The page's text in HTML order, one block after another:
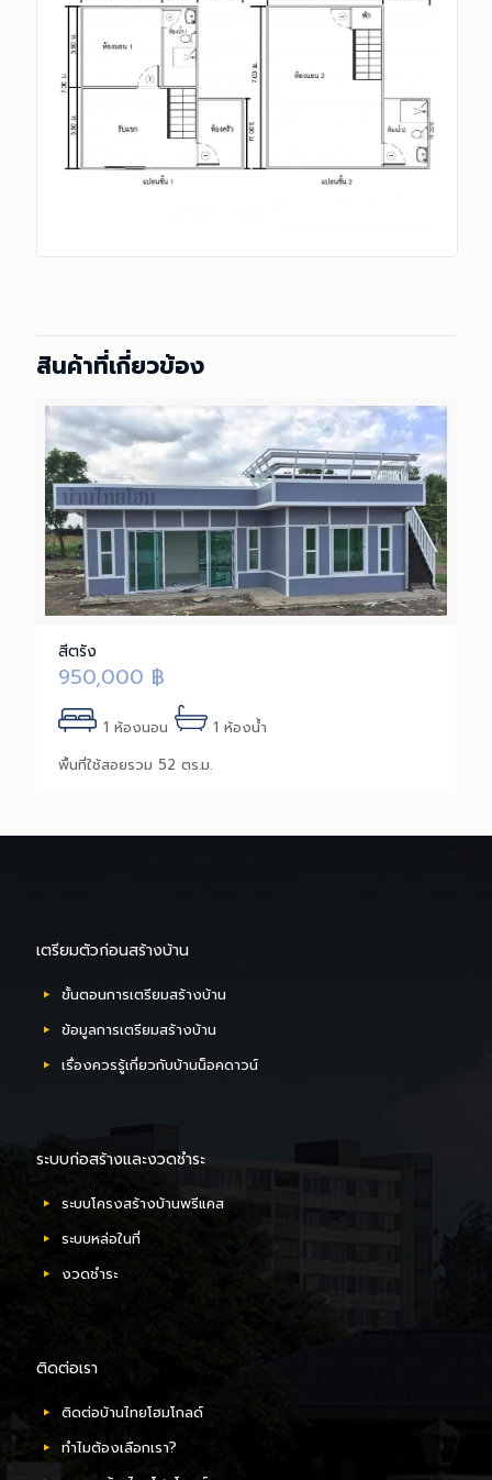
สินค้าที่เกี่ยวข้อง
สีตรัง
950,000 ฿
1 ห้องนอน
1 ห้องน้ำ
พื้นที่ใช้สอยรวม 52 ตร.ม.
เตรียมตัวก่อนสร้างบ้าน
ขั้นตอนการเตรียมสร้างบ้าน
ข้อมูลการเตรียมสร้างบ้าน
เรื่องควรรู้เกี่ยวกับบ้านน็อคดาวน์
ระบบก่อสร้างและงวดชำระ
ระบบโครงสร้างบ้านพรีแคส
ระบบหล่อในที่
งวดชำระ
ติดต่อเรา
ติดต่อบ้านไทยโฮมโกลด์
ทำไมต้องเลือกเรา?